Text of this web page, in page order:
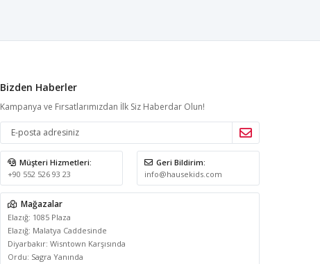
Bizden Haberler
Kampanya ve Fırsatlarımızdan İlk Siz Haberdar Olun!
Müşteri Hizmetleri:
+90 552 526 93 23
Geri Bildirim:
info@hausekids.com
Elazığ: 1085 Plaza
Elazığ: Malatya Caddesinde
Diyarbakır: Wisntown Karşısında
Ordu: Sagra Yanında